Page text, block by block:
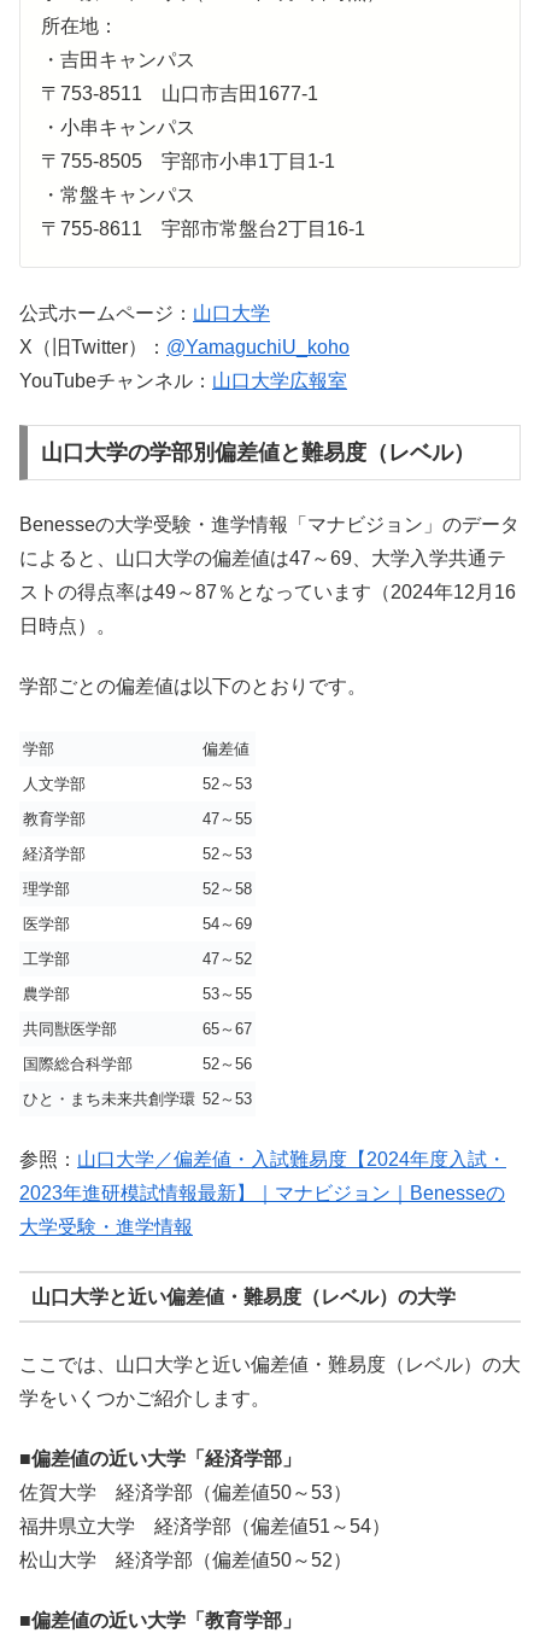
所在地：
・吉田キャンパス
〒753-8511 山口市吉田1677-1
・小串キャンパス
〒755-8505 宇部市小串1丁目1-1
・常盤キャンパス
〒755-8611 宇部市常盤台2丁目16-1
公式ホームページ： 山口大学
X（旧Twitter）： @YamaguchiU_koho
YouTubeチャンネル： 山口大学広報室
山口大学の学部別偏差値と難易度（レベル）
Benesseの大学受験・進学情報「マナビジョン」のデータ
によると、山口大学の偏差値は47～69、大学入学共通テ
ストの得点率は49～87％となっています（2024年12月16
日時点）。
学部ごとの偏差値は以下のとおりです。
学部
偏差値
人文学部
52～53
教育学部
47～55
経済学部
52～53
理学部
52～58
医学部
54～69
工学部
47～52
農学部
53～55
共同獣医学部
65～67
国際総合科学部
52～56
ひと・まち未来共創学環 52～53
参照： 山口大学／偏差値・入試難易度【2024年度入試・
2023年進研模試情報最新】｜マナビジョン｜Benesseの
大学受験・進学情報
山口大学と近い偏差値・難易度（レベル）の大学
ここでは、山口大学と近い偏差値・難易度（レベル）の大
学をいくつかご紹介します。
■偏差値の近い大学「経済学部」
佐賀大学 経済学部（偏差値50～53）
福井県立大学 経済学部（偏差値51～54）
松山大学 経済学部（偏差値50～52）
■偏差値の近い大学「教育学部」